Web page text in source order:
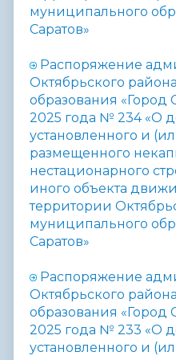
муниципального
Саратов»
Распоряжение
Октябрьского
образования «Город
2025 года № 234 «О
установленного и
размещенного
нестационарного
иного объекта
территории
муниципального
Саратов»
Распоряжение
Октябрьского
образования «Город
2025 года № 233 «О
установленного и